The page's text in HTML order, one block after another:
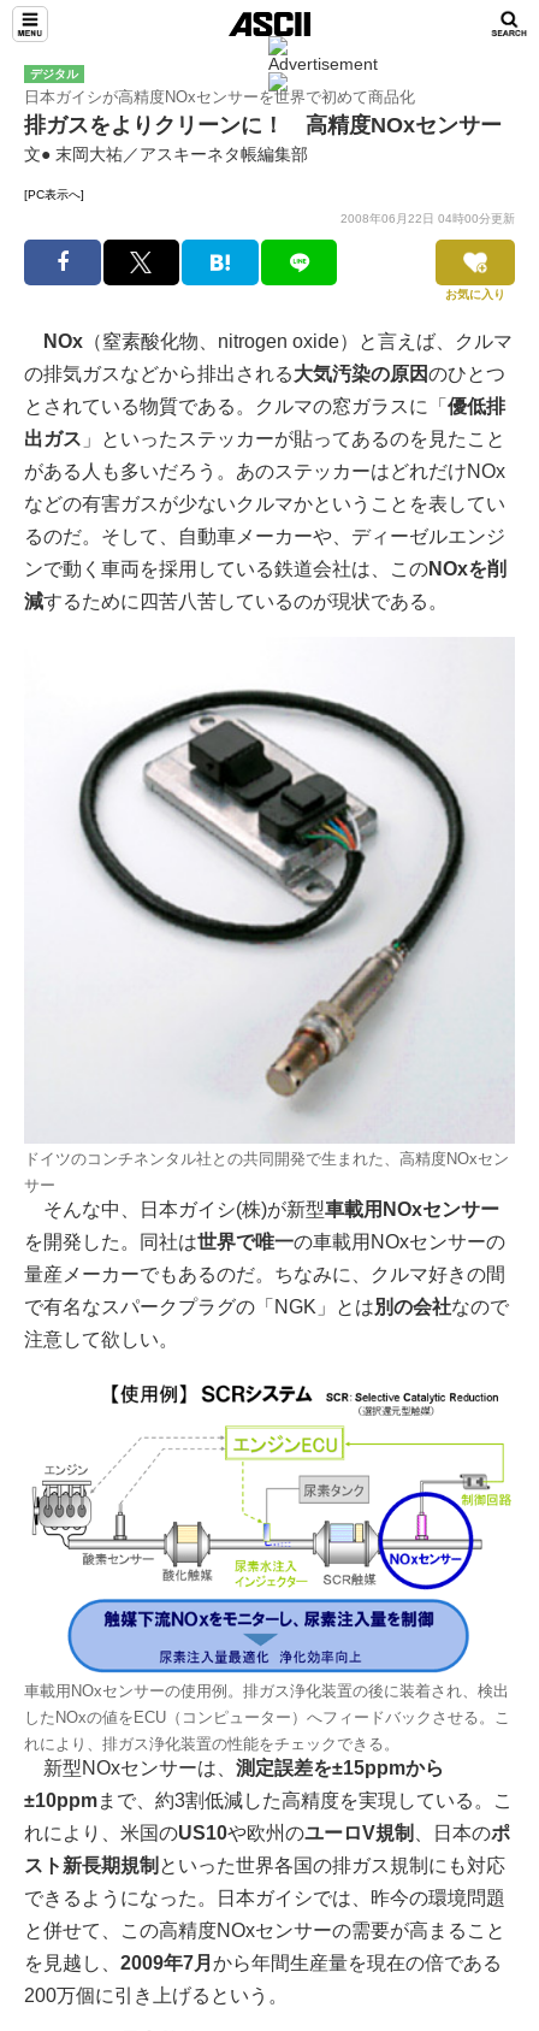
デジタル
日本ガイシが高精度NOxセンサーを世界で初めて商品化
排ガスをよりクリーンに！ 高精度NOxセンサー
文● 末岡大祐／アスキーネタ帳編集部
[PC表示へ]
2008年06月22日 04時00分更新
お気に入り
NOx （窒素酸化物、nitrogen oxide）と言えば、クルマ
の排気ガスなどから排出される大気汚染の原因のひとつ
とされている物質である。クルマの窓ガラスに「 優低排
出ガス 」といったステッカーが貼ってあるのを見たこと
がある人も多いだろう。あのステッカーはどれだけNOx
などの有害ガスが少ないクルマかということを表してい
るのだ。そして、自動車メーカーや、ディーゼルエンジ
ンで動く車両を採用している鉄道会社は、このNOxを削
減するために四苦八苦しているのが現状である。
ドイツのコンチネンタル社との共同開発で生まれた、高精度NOxセン
サー
そんな中、日本ガイシ(株)が新型車載用NOxセンサー
を開発した。同社は世界で唯一の車載用NOxセンサーの
量産メーカーでもあるのだ。ちなみに、クルマ好きの間
で有名なスパークプラグの「NGK」とは別の会社なので
注意して欲しい。
車載用NOxセンサーの使用例。排ガス浄化装置の後に装着され、検出
したNOxの値をECU（コンピューター）へフィードバックさせる。こ
れにより、排ガス浄化装置の性能をチェックできる。
新型NOxセンサーは、 測定誤差を±15ppmから
±10ppmまで、約3割低減した高精度を実現している。こ
れにより、米国のUS10や欧州のユーロV規制 、日本のポ
スト新長期規制 といった世界各国の排ガス規制にも対応
できるようになった。日本ガイシでは、昨今の環境問題
と併せて、この高精度NOxセンサーの需要が高まること
を見越し、 2009年7月 から年間生産量を現在の倍である
200万個に引き上げるという。